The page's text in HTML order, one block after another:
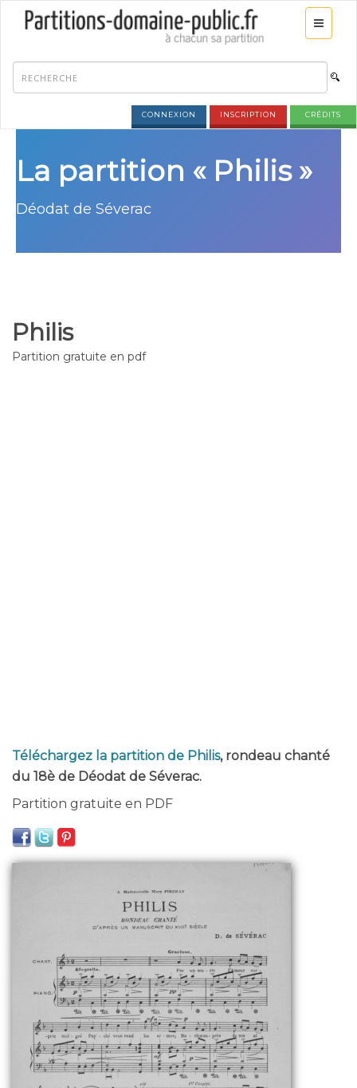
CONNEXION INSCRIPTION CRÉDITS
La partition « Philis »
Déodat de Séverac
Philis
Partition gratuite en pdf
Téléchargez la partition de Philis, rondeau chanté
du 18è de Déodat de Séverac.
Partition gratuite en PDF